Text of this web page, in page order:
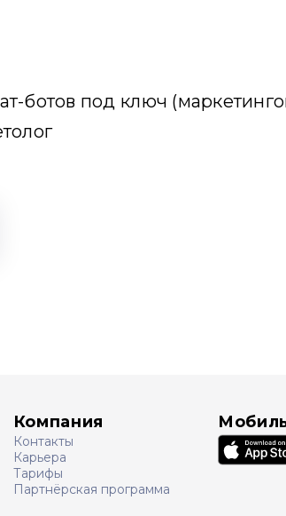
ботов под ключ
Компания
Контакты
Карьера
Тарифы
Партнёрская программа